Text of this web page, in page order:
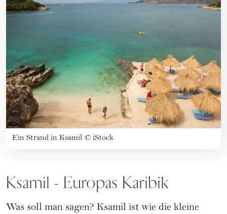
Ein Strand in Ksamil © iStock
Ksamil - Europas Karibik
Was soll man sagen? Ksamil ist wie die kleine